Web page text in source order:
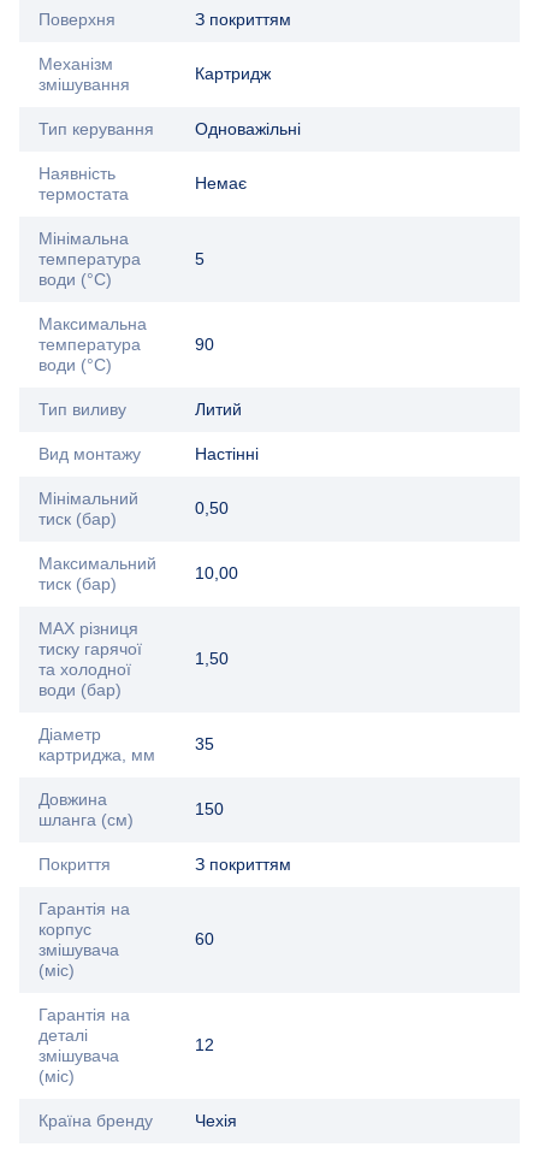
Поверхня З покриттям
Механізм
змішування
Картридж
Тип керування Одноважільні
Наявність
термостата
Немає
Мінімальна
температура
води (°C)
5
Максимальна
температура
води (°C)
90
Тип виливу Литий
Вид монтажу Настінні
Мінімальний
тиск (бар)
0,50
Максимальний
тиск (бар)
10,00
MAX різниця
тиску гарячої
та холодної
води (бар)
1,50
Діаметр
картриджа, мм
35
Довжина
шланга (см)
150
Покриття З покриттям
Гарантія на
корпус
змішувача
(міс)
60
Гарантія на
деталі
змішувача
(міс)
12
Країна бренду Чехія